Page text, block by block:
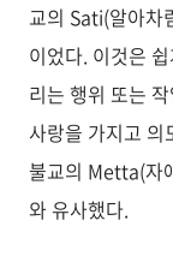
교의 Sati(알아차
이었다. 이것은
리는 행위 또는
사랑을 가지고 의
불교의 Metta(자
와 유사했다.